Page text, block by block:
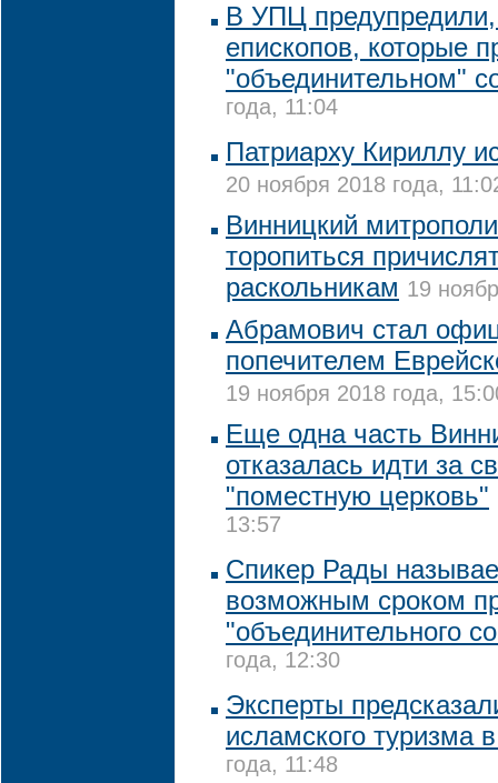
В УПЦ предупредили,
епископов, которые
"объединительном"
года, 11:04
Патриарху Кириллу
20 ноября 2018 года,
Винницкий
торопиться
раскольникам 19
Абрамович стал
попечителем
19 ноября 2018 года,
Еще одна часть
отказалась идти за
"поместную церковь"
13:57
Спикер Рады
возможным сроком
"объединительного
года, 12:30
Эксперты
исламского туризма
года, 11:48